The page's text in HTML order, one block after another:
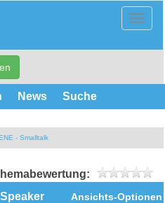
News Suche
- Smalltalk
Ansichts-Optionen